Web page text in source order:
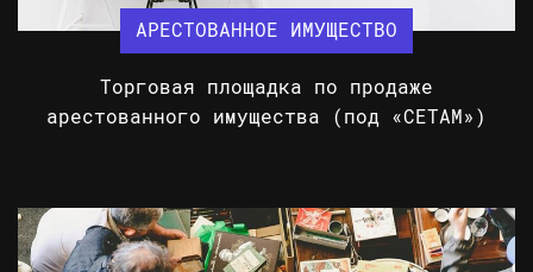
АРЕСТОВАННОЕ ИМУЩЕСТВО
Торговая площадка по продаже
арестованного имущества (под «СЕТАМ»)